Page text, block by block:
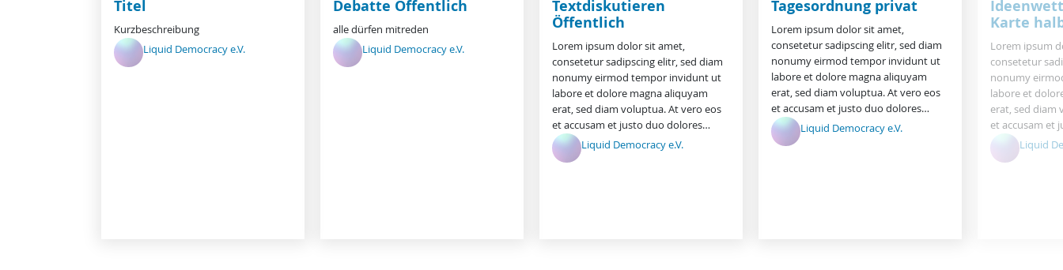
Titel
Kurzbeschreibung
Liquid Democracy e.V.
Debatte Öffentlich
alle dürfen mitreden
Liquid Democracy e.V.
Textdiskutieren
Öffentlich
Lorem ipsum dolor sit amet,
consetetur sadipscing elitr, sed diam
nonumy eirmod tempor invidunt ut
labore et dolore magna aliquyam
erat, sed diam voluptua. At vero eos
et accusam et justo duo dolores…
Liquid Democracy e.V.
Tagesordnung privat
Lorem ipsum dolor sit amet,
consetetur sadipscing elitr, sed diam
nonumy eirmod tempor invidunt ut
labore et dolore magna aliquyam
erat, sed diam voluptua. At vero eos
et accusam et justo duo dolores…
Liquid Democracy e.V.
Karte
Lorem ipsum
consetetur
nonumy
labore et
erat, sed diam
et accusam et
Liquid